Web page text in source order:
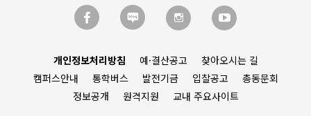
개인정보처리방침 예·결산공고
찾아오시는 길
캠퍼스안내
통학버스 발전기금 입찰공고
총동문회
정보공개
원격지원 교내 주요사이트